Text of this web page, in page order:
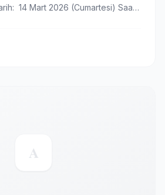
14 Mart 2026 (Cumartesi) Saat:
A